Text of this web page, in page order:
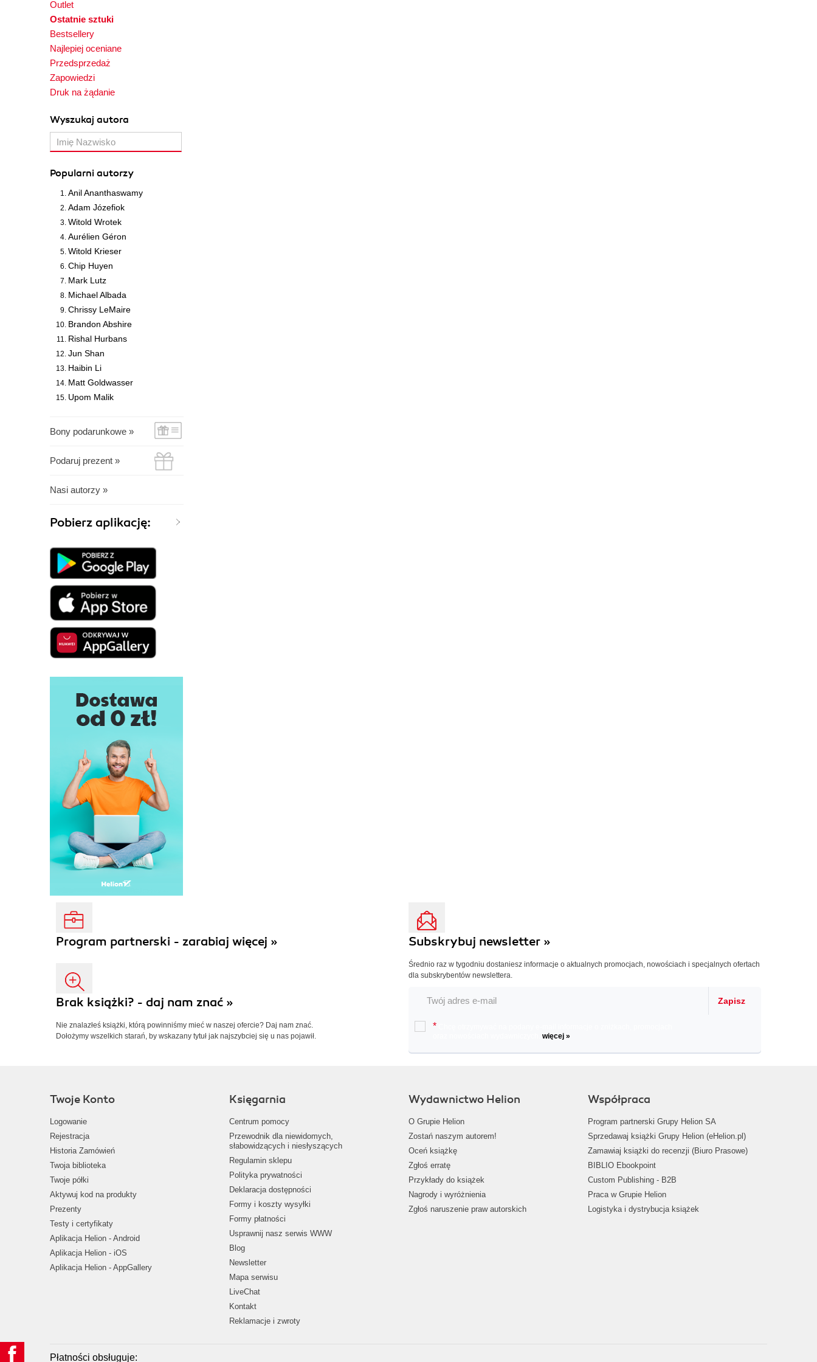
Outlet
Ostatnie sztuki
Bestsellery
Najlepiej oceniane
Przedsprzedaż
Zapowiedzi
Druk na żądanie
Wyszukaj autora
Popularni autorzy
Anil Ananthaswamy
Adam Józefiok
Witold Wrotek
Aurélien Géron
Witold Krieser
Chip Huyen
Mark Lutz
Michael Albada
Chrissy LeMaire
Brandon Abshire
Rishal Hurbans
Jun Shan
Haibin Li
Matt Goldwasser
Upom Malik
Bony podarunkowe »
Podaruj prezent »
Nasi autorzy »
Pobierz aplikację:
Program partnerski - zarabiaj więcej »
Brak książki? - daj nam znać »
Nie znalazłeś książki, którą powinniśmy mieć w naszej ofercie? Daj nam znać.
Dołożymy wszelkich starań, by wskazany tytuł jak najszybciej się u nas pojawił.
Subskrybuj newsletter »
Średnio raz w tygodniu dostaniesz informacje o aktualnych promocjach, nowościach i specjalnych ofertach
dla subskrybentów newslettera.
Zapisz
*
więcej »
Twoje Konto
Logowanie
Rejestracja
Historia Zamówień
Twoja biblioteka
Twoje półki
Aktywuj kod na produkty
Prezenty
Testy i certyfikaty
Aplikacja Helion - Android
Aplikacja Helion - iOS
Aplikacja Helion - AppGallery
Księgarnia
Centrum pomocy
Przewodnik dla niewidomych,
słabowidzących i niesłyszących
Regulamin sklepu
Polityka prywatności
Deklaracja dostępności
Formy i koszty wysyłki
Formy płatności
Usprawnij nasz serwis WWW
Blog
Newsletter
Mapa serwisu
LiveChat
Kontakt
Reklamacje i zwroty
Wydawnictwo Helion
O Grupie Helion
Zostań naszym autorem!
Oceń książkę
Zgłoś erratę
Przykłady do książek
Nagrody i wyróżnienia
Zgłoś naruszenie praw autorskich
Współpraca
Program partnerski Grupy Helion SA
Sprzedawaj książki Grupy Helion (eHelion.pl)
Zamawiaj książki do recenzji (Biuro Prasowe)
BIBLIO Ebookpoint
Custom Publishing - B2B
Praca w Grupie Helion
Logistyka i dystrybucja książek
Płatności obsługuje: